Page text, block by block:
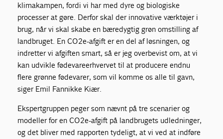
klimakampen, fordi vi har med dyre og biologiske
processer at gøre. Derfor skal der innovative værktøjer i
brug, når vi skal skabe en bæredygtig grøn omstilling af
landbruget. En CO2e-afgift er en del af løsningen, og
indretter vi afgiften smart, så er jeg overbevist om, at vi
kan udvikle fødevareerhvervet til at producere endnu
flere grønne fødevarer, som vil komme os alle til gavn,
siger Emil Fannikke Kiær.
Ekspertgruppen peger som nævnt på tre scenarier og
modeller for en CO2e-afgift på landbrugets udledninger,
og det bliver med rapporten tydeligt, at vi ved at indføre